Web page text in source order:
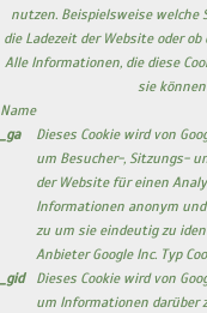
nutzen. Beispielsweise welche
die Ladezeit der Website oder
Alle Informationen, die diese
sie
Name
_ga
Dieses Cookie wird von
um Besucher-, Sitzungs-
der Website für einen
Informationen anonym
zu um sie eindeutig zu
Anbieter Google Inc. Typ
_gid
Dieses Cookie wird von
um Informationen darüber